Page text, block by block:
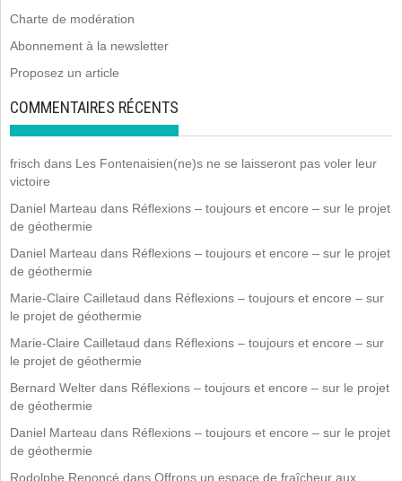
Charte de modération
Abonnement à la newsletter
Proposez un article
COMMENTAIRES RÉCENTS
frisch dans Les Fontenaisien(ne)s ne se laisseront pas voler leur
victoire
Daniel Marteau dans Réflexions – toujours et encore – sur le projet
de géothermie
Daniel Marteau dans Réflexions – toujours et encore – sur le projet
de géothermie
Marie-Claire Cailletaud dans Réflexions – toujours et encore – sur
le projet de géothermie
Marie-Claire Cailletaud dans Réflexions – toujours et encore – sur
le projet de géothermie
Bernard Welter dans Réflexions – toujours et encore – sur le projet
de géothermie
Daniel Marteau dans Réflexions – toujours et encore – sur le projet
de géothermie
Rodolphe Renoncé dans Offrons un espace de fraîcheur aux